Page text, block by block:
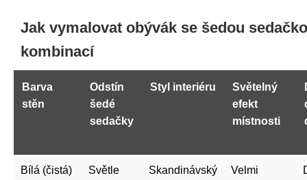
Jak vymalovat obývák se šedou
kombinací
Barva
stěn
Odstín
šedé
sedačky
Styl interiéru
Světelný
efekt
místnosti
Bílá (čistá)
Světle
Skandinávský
Velmi